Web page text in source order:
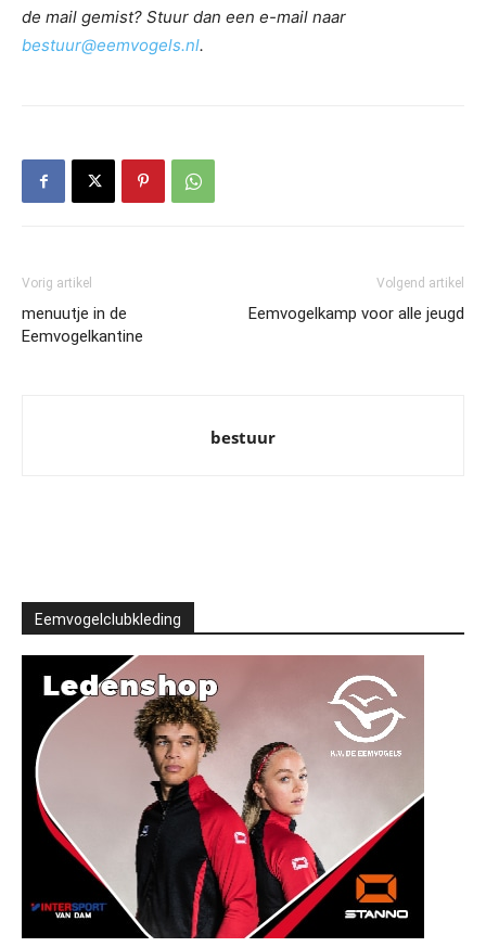
de mail gemist? Stuur dan een e-mail naar
bestuur@eemvogels.nl.
Vorig artikel
menuutje in de
Eemvogelkantine
Volgend artikel
Eemvogelkamp voor alle jeugd
bestuur
Eemvogelclubkleding